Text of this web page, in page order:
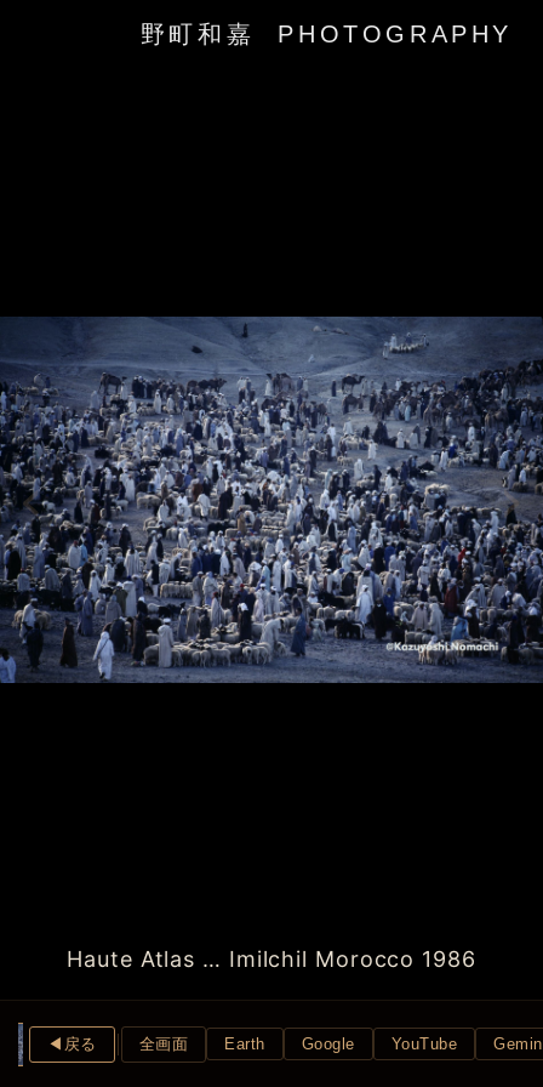
野町和嘉 PHOTOGRAPHY
‹
Haute Atlas … Imilchil Morocco 1986
›
◀︎戻る 全画面 Earth Google YouTube